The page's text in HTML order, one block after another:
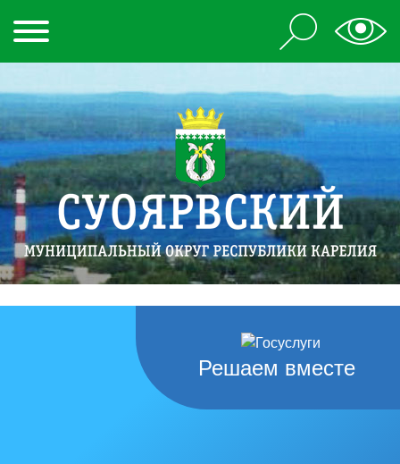
Решаем вместе